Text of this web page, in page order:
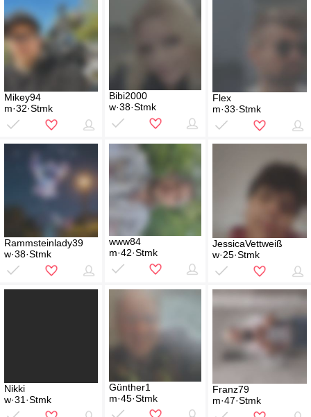
Mikey94
m·32·Stmk
Bibi2000
w·38·Stmk
Flex
m·33·Stmk
Rammsteinlady39
w·38·Stmk
www84
m·42·Stmk
JessicaVettweiß
w·25·Stmk
Nikki
w·31·Stmk
Günther1
m·45·Stmk
Franz79
m·47·Stmk